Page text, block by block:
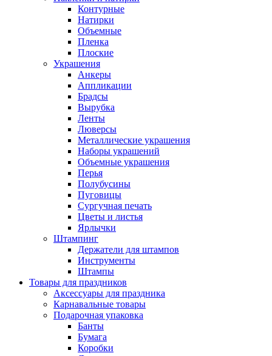
Контурные
Натирки
Объемные
Пленка
Плоские
Украшения
Анкеры
Аппликации
Брадсы
Вырубка
Ленты
Люверсы
Металлические украшения
Наборы украшений
Объемные украшения
Перья
Полубусины
Пуговицы
Сургучная печать
Цветы и листья
Ярлычки
Штампинг
Держатели для штампов
Инструменты
Штампы
Товары для праздников
Аксессуары для праздника
Карнавальные товары
Подарочная упаковка
Банты
Бумага
Коробки